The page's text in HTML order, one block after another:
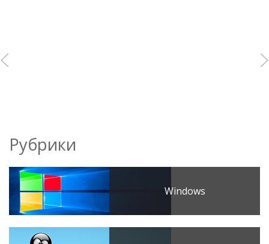
Рубрики
Windows